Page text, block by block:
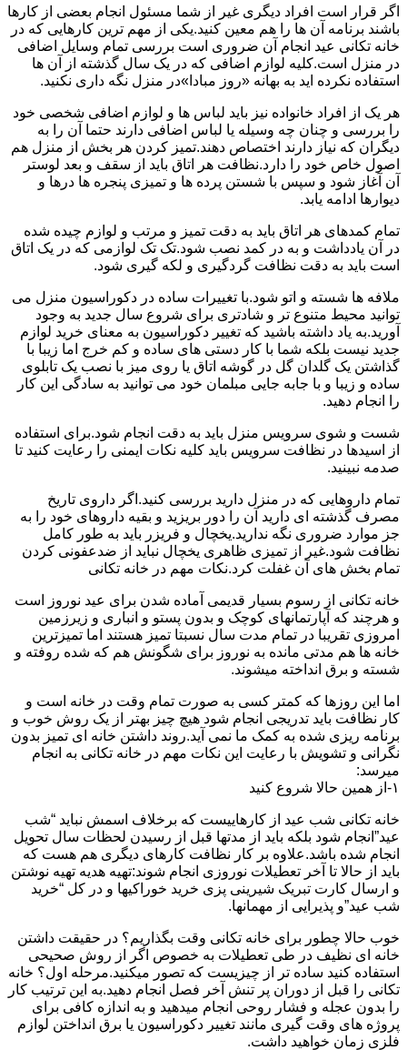
اگر قرار است افراد دیگری غیر از شما مسئول انجام بعضی از کارها
باشند برنامه آن ها را هم معین کنید.یکی از مهم ترین کارهایی که در
خانه تکانی عید انجام آن ضروری است بررسی تمام وسایل اضافی
در منزل است.کلیه لوازم اضافی که در یک سال گذشته از آن ها
استفاده نکرده اید به بهانه «روز مبادا»در منزل نگه داری نکنید.
هر یک از افراد خانواده نیز باید لباس ها و لوازم اضافی شخصی خود
را بررسی و چنان چه وسیله یا لباس اضافی دارند حتما آن را به
دیگران که نیاز دارند اختصاص دهند.تمیز کردن هر بخش از منزل هم
اصول خاص خود را دارد.نظافت هر اتاق باید از سقف و بعد لوستر
آن آغاز شود و سپس با شستن پرده ها و تمیزی پنجره ها درها و
دیوارها ادامه یابد.
تمام کمدهای هر اتاق باید به دقت تمیز و مرتب و لوازم چیده شده
در آن یادداشت و به در کمد نصب شود.تک تک لوازمی که در یک اتاق
است باید به دقت نظافت گردگیری و لکه گیری شود.
ملافه ها شسته و اتو شود.با تغییرات ساده در دکوراسیون منزل می
توانید محیط متنوع تر و شادتری برای شروع سال جدید به وجود
آورید.به یاد داشته باشید که تغییر دکوراسیون به معنای خرید لوازم
جدید نیست بلکه شما با کار دستی های ساده و کم خرج اما زیبا با
گذاشتن یک گلدان گل در گوشه اتاق یا روی میز با نصب یک تابلوی
ساده و زیبا و با جابه جایی مبلمان خود می توانید به سادگی این کار
را انجام دهید.
شست و شوی سرویس منزل باید به دقت انجام شود.برای استفاده
از اسیدها در نظافت سرویس باید کلیه نکات ایمنی را رعایت کنید تا
صدمه نبینید.
تمام داروهایی که در منزل دارید بررسی کنید.اگر داروی تاریخ
مصرف گذشته ای دارید آن را دور بریزید و بقیه داروهای خود را به
جز موارد ضروری نگه ندارید.یخچال و فریزر باید به طور کامل
نظافت شود.غیر از تمیزی ظاهری یخچال نباید از ضدعفونی کردن
تمام بخش های آن غفلت کرد.نکات مهم در خانه تکانی
خانه تکانی از رسوم بسیار قدیمی آماده شدن برای عید نوروز است
و هرچند که آپارتمانهای کوچک و بدون پستو و انباری و زیرزمین
امروزی تقریبا در تمام مدت سال نسبتا تمیز هستند اما تمیزترین
خانه ها هم مدتی مانده به نوروز برای شگونش هم که شده روفته و
شسته و برق انداخته میشوند.
اما این روزها که کمتر کسی به صورت تمام وقت در خانه است و
کار نظافت باید تدریجی انجام شود هیچ چیز بهتر از یک روش خوب و
برنامه ریزی شده به کمک ما نمی آید.روند داشتن خانه ای تمیز بدون
نگرانی و تشویش با رعایت این نکات مهم در خانه تکانی به انجام
میرسد:
۱-از همین حالا شروع کنید
خانه تکانی شب عید از کارهاییست که برخلاف اسمش نباید “شب
عید”انجام شود بلکه باید از مدتها قبل از رسیدن لحظات سال تحویل
انجام شده باشد.علاوه بر کار نظافت کارهای دیگری هم هست که
باید از حالا تا آخر تعطیلات نوروزی انجام شوند:تهیه هدیه تهیه نوشتن
و ارسال کارت تبریک شیرینی پزی خرید خوراکیها و در کل “خرید
شب عید”و پذیرایی از مهمانها.
خوب حالا چطور برای خانه تکانی وقت بگذاریم؟ در حقیقت داشتن
خانه ای نظیف در طی تعطیلات به خصوص اگر از روش صحیحی
استفاده کنید ساده تر از چیزیست که تصور میکنید.مرحله اول؟ خانه
تکانی را قبل از دوران پر تنش آخر فصل انجام دهید.به این ترتیب کار
را بدون عجله و فشار روحی انجام میدهید و به اندازه کافی برای
پروژه های وقت گیری مانند تغییر دکوراسیون یا برق انداختن لوازم
فلزی زمان خواهید داشت.